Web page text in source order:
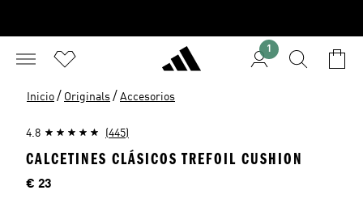
1
Inicio / Originals / Accesorios
4.8 (445)
CALCETINES CLÁSICOS TREFOIL CUSHION
Precio
€ 23